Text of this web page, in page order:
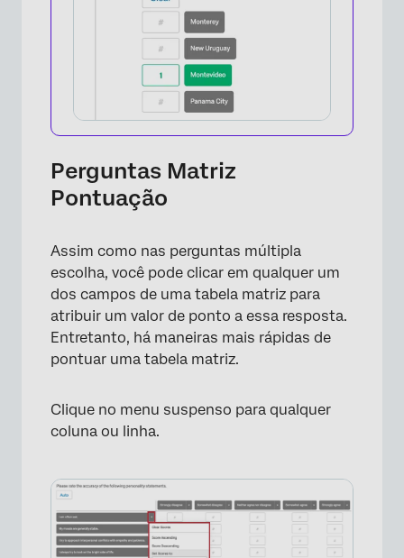
Perguntas Matriz
Pontuação
Assim como nas perguntas múltipla
escolha, você pode clicar em qualquer um
dos campos de uma tabela matriz para
atribuir um valor de ponto a essa resposta.
Entretanto, há maneiras mais rápidas de
pontuar uma tabela matriz.
Clique no menu suspenso para qualquer
coluna ou linha.